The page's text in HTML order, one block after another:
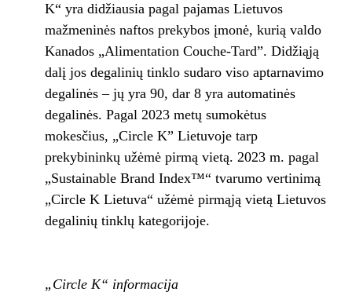
K“ yra didžiausia pagal pajamas Lietuvos
mažmeninės naftos prekybos įmonė, kurią valdo
Kanados „Alimentation Couche-Tard”. Didžiąją
dalį jos degalinių tinklo sudaro viso aptarnavimo
degalinės – jų yra 90, dar 8 yra automatinės
degalinės. Pagal 2023 metų sumokėtus
mokesčius, „Circle K” Lietuvoje tarp
prekybininkų užėmė pirmą vietą. 2023 m. pagal
„Sustainable Brand Index™“ tvarumo vertinimą
„Circle K Lietuva“ užėmė pirmąją vietą Lietuvos
degalinių tinklų kategorijoje.
„Circle K“ informacija